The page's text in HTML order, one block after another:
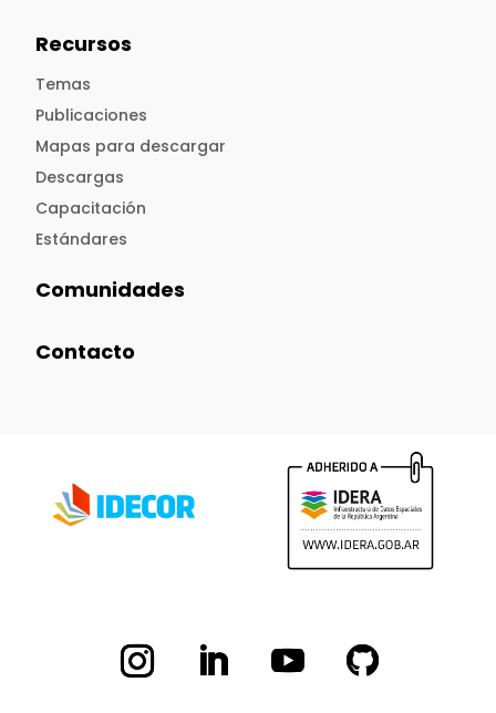
Recursos
Temas
Publicaciones
Mapas para descargar
Descargas
Capacitación
Estándares
Comunidades
Contacto